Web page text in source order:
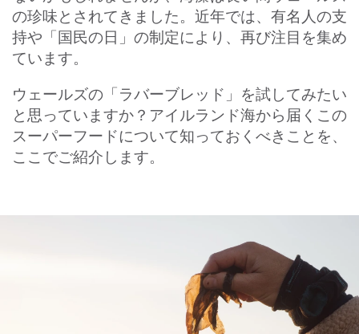
の珍味とされてきました。近年では、有名人の支
持や「国民の日」の制定により、再び注目を集め
ています。
ウェールズの「ラバーブレッド」を試してみたい
と思っていますか？アイルランド海から届くこの
スーパーフードについて知っておくべきことを、
ここでご紹介します。